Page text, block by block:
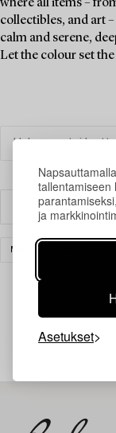
tallentamiseen
ja
Asetukset
where all items –
collectibles, and art
calm and serene,
Let the colour set
MATOT & TEKSTIILIT
Juuri nyt ei